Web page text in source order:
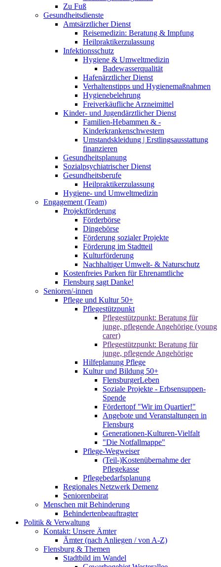
Zu Fuß
Gesundheitsdienste
Amtsärztlicher Dienst
Reisemedizin: Beratung & Impfung
Heilpraktikerzulassung
Infektionsschutz
Hygiene & Umweltmedizin
Badewasserqualität
Hafenärztlicher Dienst
Verhaltenstipps und Hygienemaßnahmen
Hygienebelehrung
Freiverkäufliche Arzneimittel
Kinder- und Jugendärztlicher Dienst
Familien-Hebammen & -
Kinderkrankenschwestern
Umstandskleidung | Erstlingsausstattung
finanzieren
Gesundheitsplanung
Sozialpsychiatrischer Dienst
Gesundheitsberufe
Heilpraktikerzulassung
Hygiene- und Umweltmedizin
Engagement (Team)
Projektförderung
Förderbörse
Dingebörse
Förderung sozialer Projekte
Förderung im Stadtteil
Kulturförderung
Nachhaltiger Umwelt- & Naturschutz
Kostenfreies Parken für Ehrenamtliche
Flensburg sagt Danke!
Senioren/-innen
Pflege und Kultur 50+
Pflegestützpunkt
Pflegestützpunkt: Beratung für
junge, pflegende Angehörige (young
carer)
Pflegestützpunkt: Beratung für
junge, pflegende Angehörige
Hilfeplanung Pflege
Kultur und Bildung 50+
FlensburgerLeben
Soziale Projekte - Erbsensuppen-
Spende
Fördertopf "Wir im Quartier!"
Angebote und Veranstaltungen in
Flensburg
Generationen-Kulturen-Vielfalt
"Die Notfallmappe"
Pflege-Wegweiser
(Teil-)Kostenübernahme der
Pflegekasse
Pflegebedarfsplanung
Regionales Netzwerk Demenz
Seniorenbeirat
Menschen mit Behinderung
Behindertenbeauftragter
Politik & Verwaltung
Kontakt: Unsere Ämter
Ämter (nach Anliegen / von A-Z)
Flensburg & Themen
Stadtbild im Wandel